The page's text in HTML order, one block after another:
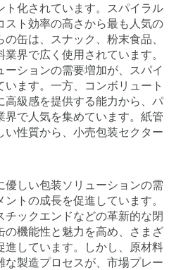
ト化されています。スパイラル
スト効率の高さから最も人気の
缶は、スナック、粉末食品、
界で広く使用されています。
ションの需要増加が、スパイ
ます。一方、コンボリュート
高級感を提供する能力から、パ
界で人気を集めています。紙管
い性質から、小売包装セクター
しい包装ソリューションの需
トの成長を促進しています。
チックエンドなどの革新的な閉
の機能性と魅力を高め、さまざ
進しています。しかし、原材料
製造プロセスが、市場プレー